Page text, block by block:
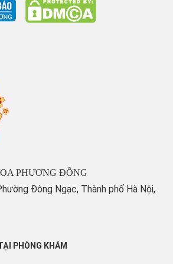
PHƯƠNG ĐÔNG
Đông Ngạc, Thành phố Hà Nội,
PHÒNG KHÁM